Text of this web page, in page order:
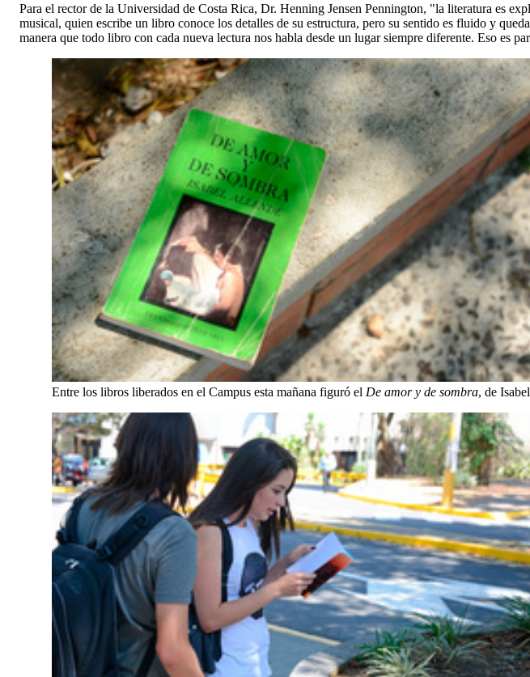
Para el rector de la Universidad de Costa Rica, Dr. Henning Jensen Pennington, "la literatura es
musical, quien escribe un libro conoce los detalles de su estructura, pero su sentido es fluido y
manera que todo libro con cada nueva lectura nos habla desde un lugar siempre diferente. Eso es
Entre los libros liberados en el Campus esta mañana figuró el De amor y de sombra, de